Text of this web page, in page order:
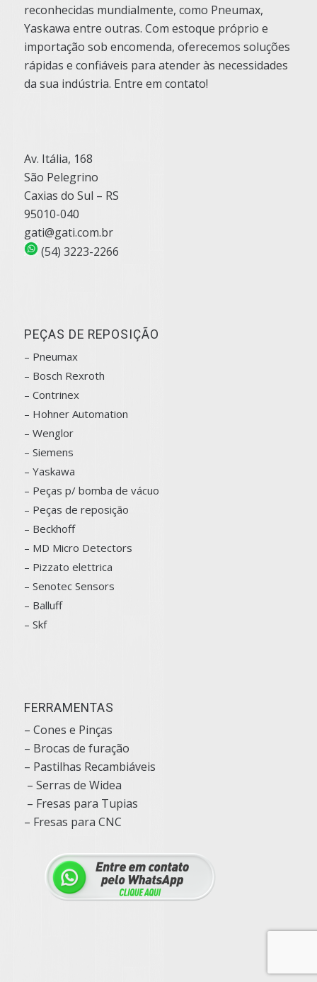
reconhecidas mundialmente, como Pneumax,
Yaskawa entre outras. Com estoque próprio e
importação sob encomenda, oferecemos soluções
rápidas e confiáveis para atender às necessidades
da sua indústria. Entre em contato!
Av. Itália, 168
São Pelegrino
Caxias do Sul – RS
95010-040
gati@gati.com.br
(54) 3223-2266
PEÇAS DE REPOSIÇÃO
– Pneumax
– Bosch Rexroth
– Contrinex
– Hohner Automation
– Wenglor
– Siemens
– Yaskawa
– Peças p/ bomba de vácuo
– Peças de reposição
– Beckhoff
– MD Micro Detectors
– Pizzato elettrica
– Senotec Sensors
– Balluff
– Skf
FERRAMENTAS
– Cones e Pinças
– Brocas de furação
– Pastilhas Recambiáveis
– Serras de Widea
– Fresas para Tupias
– Fresas para CNC